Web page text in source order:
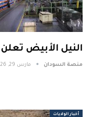
النيل الأبيض
منصة السودان مارس 29, 2026
أخبار الولايات